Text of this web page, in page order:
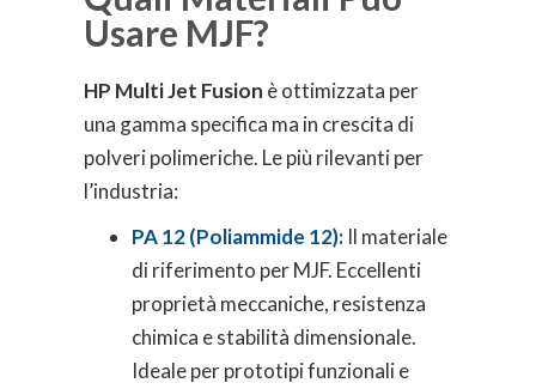
Usare MJF?
HP Multi Jet Fusion è ottimizzata per
una gamma specifica ma in crescita di
polveri polimeriche. Le più rilevanti per
l’industria:
PA 12 (Poliammide 12): Il materiale
di riferimento per MJF. Eccellenti
proprietà meccaniche, resistenza
chimica e stabilità dimensionale.
Ideale per prototipi funzionali e